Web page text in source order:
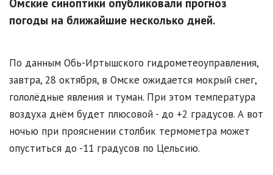
Омские синоптики опубликовали прогноз
погоды на ближайшие несколько дней.
По данным Обь-Иртышского гидрометеоуправления,
завтра, 28 октября, в Омске ожидается мокрый снег,
гололёдные явления и туман. При этом температура
воздуха днём будет плюсовой - до +2 градусов. А вот
ночью при прояснении столбик термометра может
опуститься до -11 градусов по Цельсию.